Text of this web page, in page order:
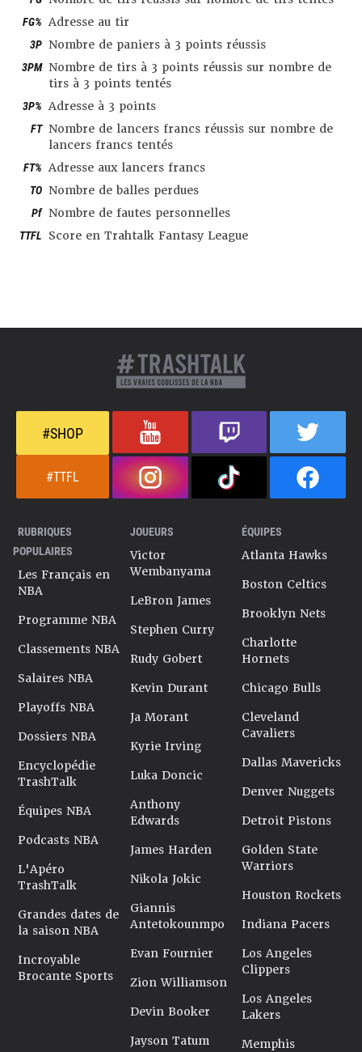
FG% Adresse au tir
3P Nombre de paniers à 3 points réussis
3PM Nombre de tirs à 3 points réussis sur nombre de
tirs à 3 points tentés
3P% Adresse à 3 points
FT Nombre de lancers francs réussis sur nombre de
lancers francs tentés
FT% Adresse aux lancers francs
TO Nombre de balles perdues
Pf Nombre de fautes personnelles
TTFL Score en Trahtalk Fantasy League
#SHOP
#TTFL
RUBRIQUES
POPULAIRES
Les Français en
NBA
Programme NBA
Classements NBA
Salaires NBA
Playoffs NBA
Dossiers NBA
Encyclopédie
TrashTalk
Équipes NBA
Podcasts NBA
L'Apéro
TrashTalk
Grandes dates de
la saison NBA
Incroyable
Brocante Sports
JOUEURS
Victor
Wembanyama
LeBron James
Stephen Curry
Rudy Gobert
Kevin Durant
Ja Morant
Kyrie Irving
Luka Doncic
Anthony
Edwards
James Harden
Nikola Jokic
Giannis
Antetokounmpo
Evan Fournier
Zion Williamson
Devin Booker
Jayson Tatum
ÉQUIPES
Atlanta Hawks
Boston Celtics
Brooklyn Nets
Charlotte
Hornets
Chicago Bulls
Cleveland
Cavaliers
Dallas Mavericks
Denver Nuggets
Detroit Pistons
Golden State
Warriors
Houston Rockets
Indiana Pacers
Los Angeles
Clippers
Los Angeles
Lakers
Memphis